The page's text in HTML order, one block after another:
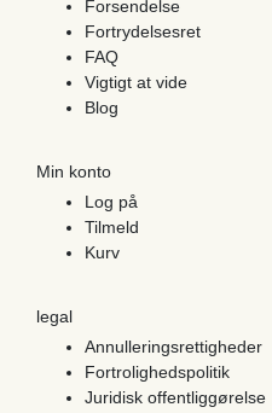
Forsendelse
Fortrydelsesret
FAQ
Vigtigt at vide
Blog
Min konto
Log på
Tilmeld
Kurv
legal
Annulleringsrettigheder
Fortrolighedspolitik
Juridisk offentliggørelse